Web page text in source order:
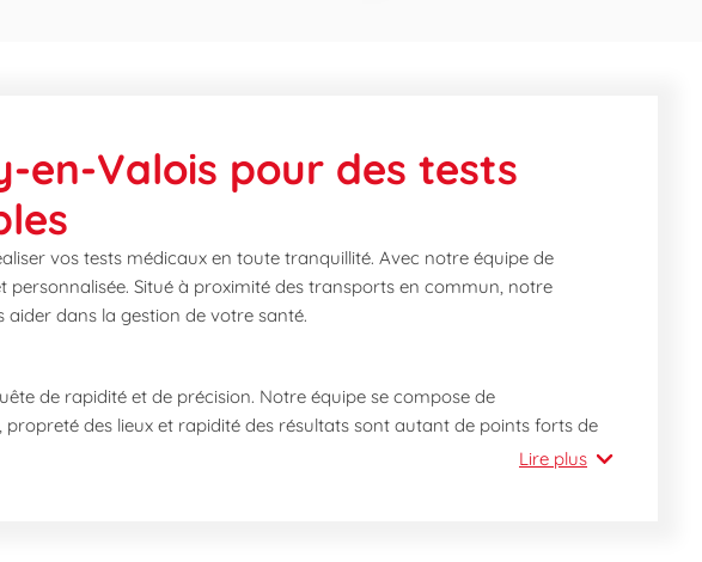
en-Valois pour des tests
vos tests médicaux en toute tranquillité. Avec notre équipe de
Situé à proximité des transports en commun, notre
dans la gestion de votre santé.
de rapidité et de précision. Notre équipe se compose de
des lieux et rapidité des résultats sont autant de points forts de
Lire plus